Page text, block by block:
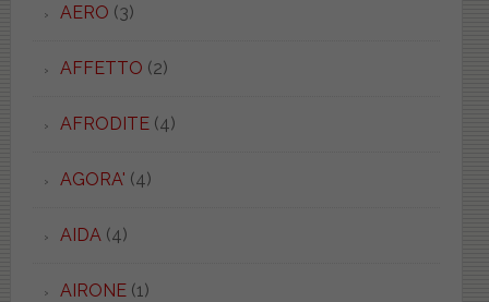
AERO (3)
AFFETTO (2)
AFRODITE(4)
AGORA' (4)
AIDA (4)
AIRONE(1)